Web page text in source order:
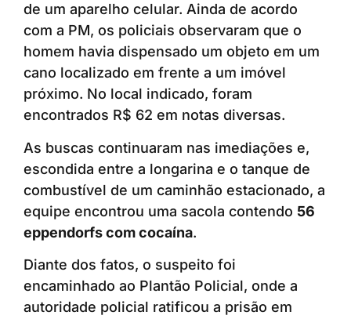
de um aparelho celular. Ainda de acordo
com a PM, os policiais observaram que o
homem havia dispensado um objeto em um
cano localizado em frente a um imóvel
próximo. No local indicado, foram
encontrados R$ 62 em notas diversas.
As buscas continuaram nas imediações e,
escondida entre a longarina e o tanque de
combustível de um caminhão estacionado, a
equipe encontrou uma sacola contendo 56
eppendorfs com cocaína.
Diante dos fatos, o suspeito foi
encaminhado ao Plantão Policial, onde a
autoridade policial ratificou a prisão em